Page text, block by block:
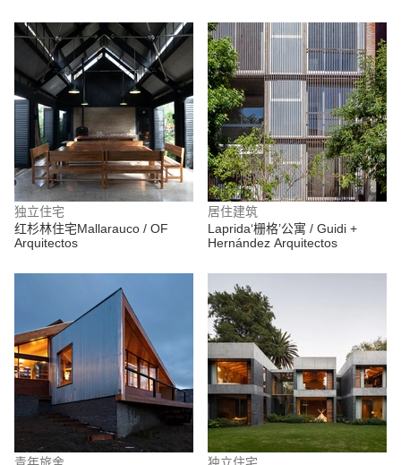
独立住宅
红杉林住宅Mallarauco / OF
Arquitectos
居住建筑
Laprida‘栅格’公寓 / Guidi +
Hernández Arquitectos